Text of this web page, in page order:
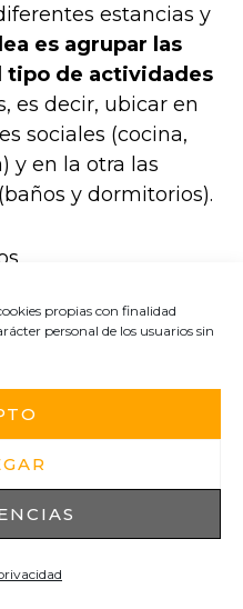
propias con finalidad
personal de los usuarios sin
estancias y
es agrupar las
tipo de actividades
es decir, ubicar en
sociales (cocina,
y en la otra las
y dormitorios).
tener mucha
nuestro hogar,
máximo. Para ello,
ventanales que
natural.
los